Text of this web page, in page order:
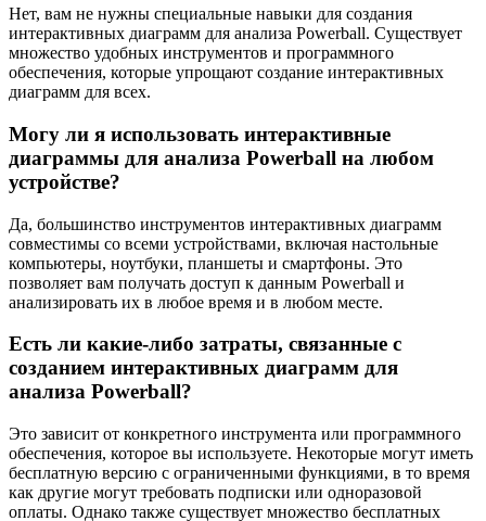
Нет, вам не нужны специальные навыки для создания
интерактивных диаграмм для анализа Powerball. Существует
множество удобных инструментов и программного
обеспечения, которые упрощают создание интерактивных
диаграмм для всех.
Могу ли я использовать интерактивные
диаграммы для анализа Powerball на любом
устройстве?
Да, большинство инструментов интерактивных диаграмм
совместимы со всеми устройствами, включая настольные
компьютеры, ноутбуки, планшеты и смартфоны. Это
позволяет вам получать доступ к данным Powerball и
анализировать их в любое время и в любом месте.
Есть ли какие-либо затраты, связанные с
созданием интерактивных диаграмм для
анализа Powerball?
Это зависит от конкретного инструмента или программного
обеспечения, которое вы используете. Некоторые могут иметь
бесплатную версию с ограниченными функциями, в то время
как другие могут требовать подписки или одноразовой
оплаты. Однако также существует множество бесплатных